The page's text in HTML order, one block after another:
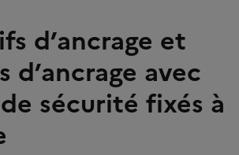
d’ancrage et
d’ancrage avec
sécurité fixés à